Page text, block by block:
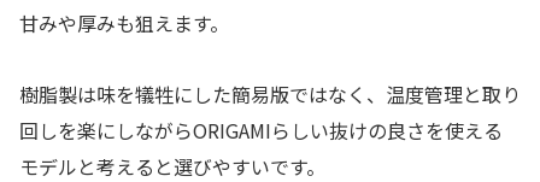
甘みや厚みも狙えます。
樹脂製は味を犠牲にした簡易版ではなく、温度管理と取り
回しを楽にしながらORIGAMIらしい抜けの良さを使える
モデルと考えると選びやすいです。